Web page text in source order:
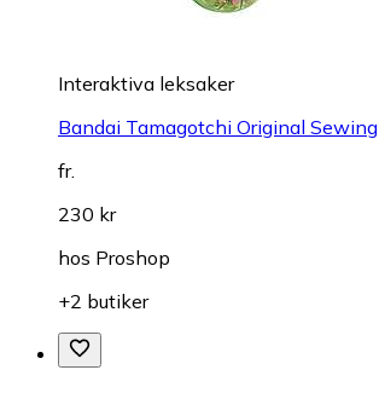
Interaktiva leksaker
Bandai Tamagotchi Original Sewing
fr.
230 kr
hos Proshop
+2 butiker